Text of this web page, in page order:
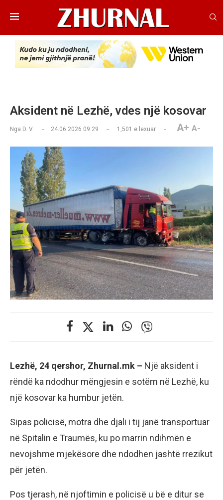
Aksident në Lezhë, vdes një kosovar
Nga D. V. 24.06.2026 09:29 1,501 e lexuar A+ A-
Lezhë, 24 qershor, Zhurnal.mk – Një aksident i
rëndë ka ndodhur mëngjesin e sotëm në Lezhë, ku
një kosovar ka humbur jetën.
Sipas policisë, motra dhe djali i tij janë transportuar
në Spitalin e Traumës, ku po marrin ndihmën e
nevojshme mjekësore dhe ndodhen jashtë rrezikut
për jetën.
Pos tjerash, në njoftimin e policisë u bë e ditur se